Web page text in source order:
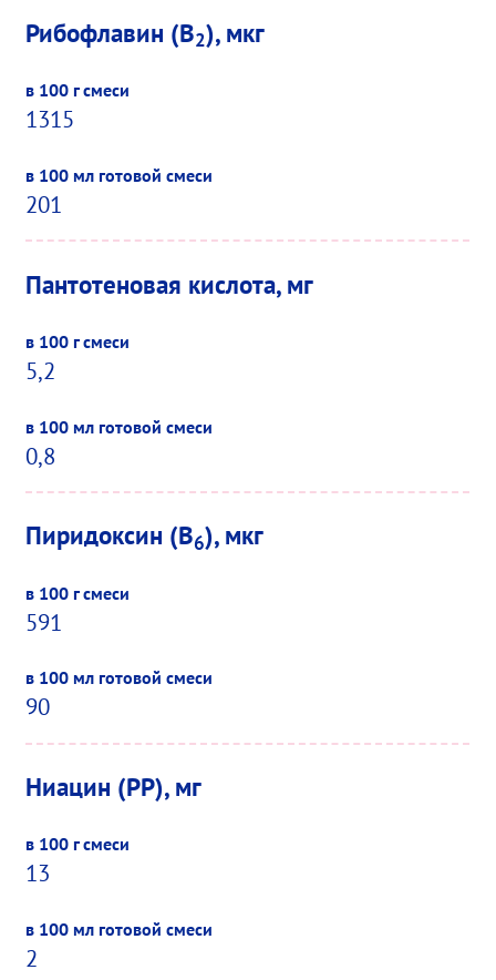
Рибофлавин (B2), мкг
1315
201
Пантотеновая кислота, мг
5,2
0,8
Пиридоксин (B6), мкг
591
90
Ниацин (PP), мг
13
2